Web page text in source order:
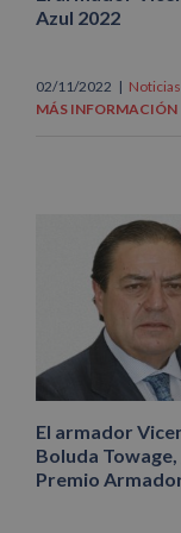
Azul 2022
02/11/2022 | Noticias
MÁS INFORMACIÓN
El armador
Boluda
Premio